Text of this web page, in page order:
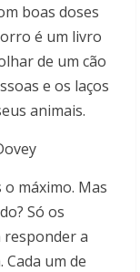
boas doses
é um livro
de um cão
e os laços
animais.
máximo. Mas
Só os
responder a
um de